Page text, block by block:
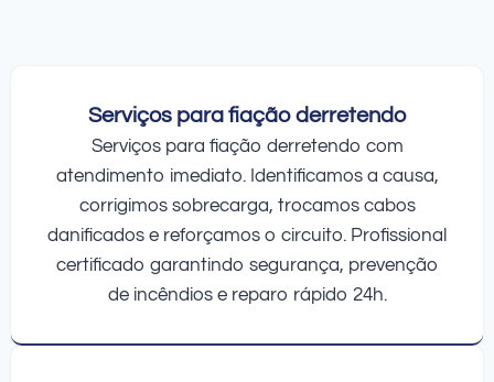
Serviços para fiação derretendo
Serviços para fiação derretendo com
atendimento imediato. Identificamos a causa,
corrigimos sobrecarga, trocamos cabos
danificados e reforçamos o circuito. Profissional
certificado garantindo segurança, prevenção
de incêndios e reparo rápido 24h.